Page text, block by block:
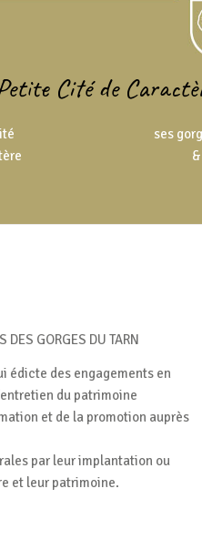
Cité de
ses
DES GORGES DU TARN
édicte des engagements en
du patrimoine
et de la promotion auprès
par leur implantation ou
et leur patrimoine.